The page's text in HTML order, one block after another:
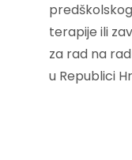
terapije ili
za rad na
u Republici